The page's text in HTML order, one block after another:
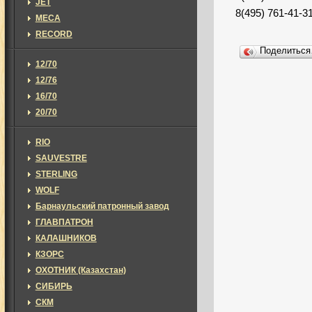
8(495) 761-41-
JET
MECA
RECORD
12/70
12/76
16/70
20/70
RIO
SAUVESTRE
STERLING
WOLF
Барнаульский патронный завод
ГЛАВПАТРОН
КАЛАШНИКОВ
КЗОРС
ОХОТНИК (Казахстан)
СИБИРЬ
СКМ